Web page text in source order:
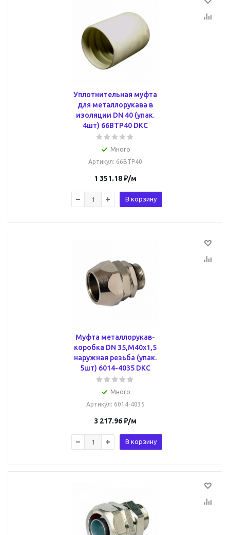
Уплотнительная муфта
для металлорукава в
изоляции DN 40 (упак.
4шт) 66BTP40 DKC
Много
Артикул: 66BTP40
1 351.18₽/м
В корзину
Муфта металлорукав-
коробка DN 35,М40х1,5
наружная резьба (упак.
5шт) 6014-4035 DKC
Много
Артикул: 6014-4035
3 217.96₽/м
В корзину